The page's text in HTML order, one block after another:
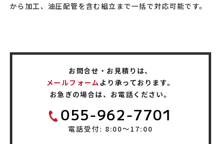
から加工、油圧配管を含む組立まで一括で対応可能です。
お問合せ・お見積りは、
メールフォーム より承っております。
お急ぎの場合は、お電話ください。
055-962-7701
電話受付: 8:00〜17:00